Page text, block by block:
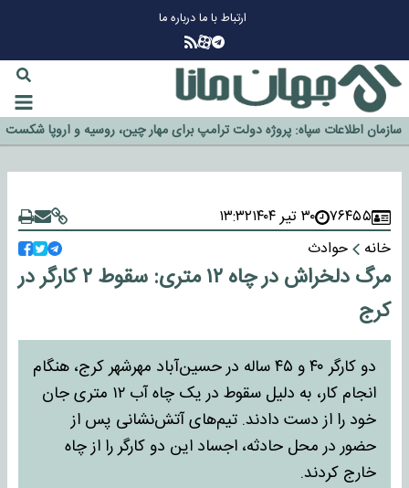
ارتباط با مادرباره ما
گزینه جدایی اوسمار روی میز مدیران پرسپولیس
آیا رئیس جمهور آمریکا قانون را دور می‌زند؟
اخراج رسمی چهره نامدار از پرسپولیس
سازمان اطلاعات سپاه: پروژه دولت ترامپ برای مهار چین، روسیه و اروپا شکست
خورد
۷۶۴۵۵ ۳۰ تیر ۱۴۰۴
۱۳:۳۲
خانه
حوادث
مرگ دلخراش در چاه ۱۲ متری: سقوط ۲ کارگر در
کرج
دو کارگر ۴۰ و ۴۵ ساله در حسین‌آباد مهرشهر کرج، هنگام
انجام کار، به دلیل سقوط در یک چاه آب ۱۲ متری جان
خود را از دست دادند. تیم‌های آتش‌نشانی پس از
حضور در محل حادثه، اجساد این دو کارگر را از چاه
خارج کردند.